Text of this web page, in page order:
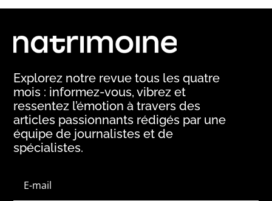
Explorez notre revue tous les quatre
mois : informez-vous, vibrez et
ressentez l’émotion à travers des
articles passionnants rédigés par une
équipe de journalistes et de
spécialistes.